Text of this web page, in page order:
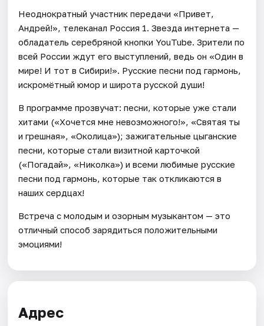
Неоднократный участник передачи «Привет,
Андрей!», телеканал Россия 1. Звезда интернета —
обладатель серебряной кнопки YouTube. Зрители по
всей России ждут его выступлений, ведь он «Один в
мире! И тот в Сибири!». Русские песни под гармонь,
искромётный юмор и широта русской души!
В программе прозвучат: песни, которые уже стали
хитами («Хочется мне невозможного!», «Святая ты
и грешная», «Околица»); зажигательные цыганские
песни, которые стали визитной карточкой
(«Погадай», «Николка») и всеми любимые русские
песни под гармонь, которые так откликаются в
наших сердцах!
Встреча с молодым и озорным музыкантом — это
отличный способ зарядиться положительными
эмоциями!
Адрес